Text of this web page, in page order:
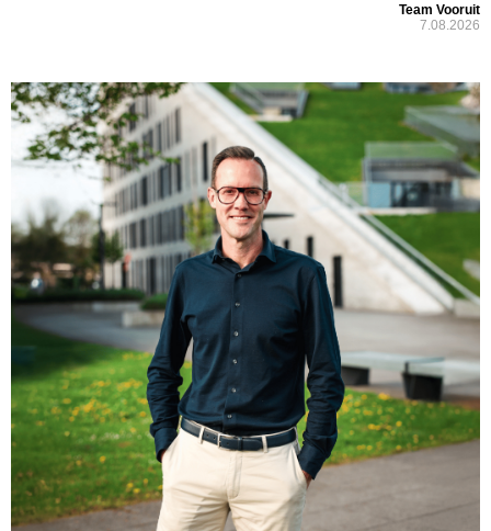
Team Vooruit
7.08.2026